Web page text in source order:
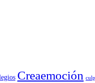
Creaemoción